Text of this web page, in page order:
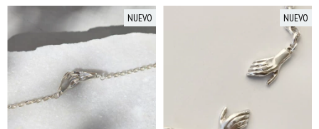
NUEVO NUEVO